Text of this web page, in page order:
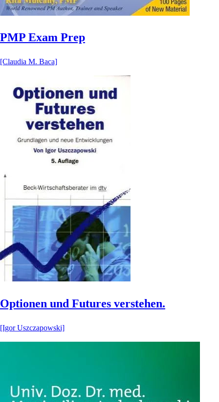
PMP Exam Prep
[Claudia M. Baca]
Optionen und Futures verstehen.
[Igor Uszczapowski]